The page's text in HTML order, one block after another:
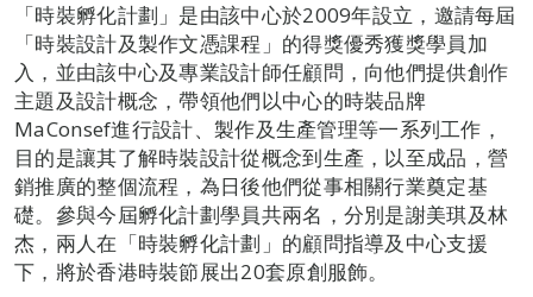
「時裝孵化計劃」是由該中心於2009年設立，邀請每屆
「時裝設計及製作文憑課程」的得獎優秀獲獎學員加
入，並由該中心及專業設計師任顧問，向他們提供創作
主題及設計概念，帶領他們以中心的時裝品牌
MaConsef進行設計、製作及生產管理等一系列工作，
目的是讓其了解時裝設計從概念到生產，以至成品，營
銷推廣的整個流程，為日後他們從事相關行業奠定基
礎。參與今屆孵化計劃學員共兩名，分別是謝美琪及林
杰，兩人在「時裝孵化計劃」的顧問指導及中心支援
下，將於香港時裝節展出20套原創服飾。